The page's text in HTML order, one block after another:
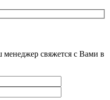
менеджер свяжется с Вами в